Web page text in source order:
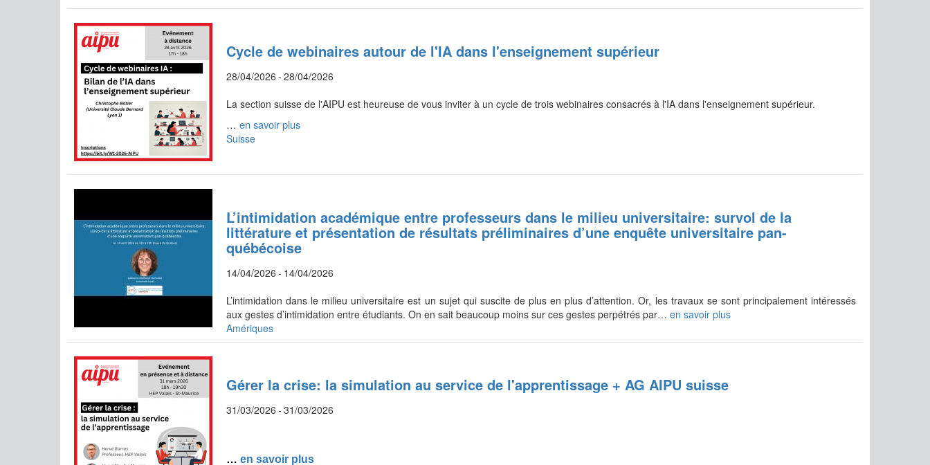
Cycle de webinaires autour de l'IA dans l'enseignement supérieur
28/04/2026 - 28/04/2026
La section suisse de l'AIPU est heureuse de vous inviter à un cycle de trois webinaires consacrés à l'IA dans l'enseignement supérieur.
… en savoir plus
Suisse
L’intimidation académique entre professeurs dans le milieu universitaire: survol de la
littérature et présentation de résultats préliminaires d’une enquête universitaire pan-
québécoise
14/04/2026 - 14/04/2026
L’intimidation dans le milieu universitaire est un sujet qui suscite de plus en plus d’attention. Or, les travaux se sont principalement intéressés
aux gestes d’intimidation entre étudiants. On en sait beaucoup moins sur ces gestes perpétrés par… en savoir plus
Amériques
Gérer la crise: la simulation au service de l'apprentissage + AG AIPU suisse
31/03/2026 - 31/03/2026
… en savoir plus